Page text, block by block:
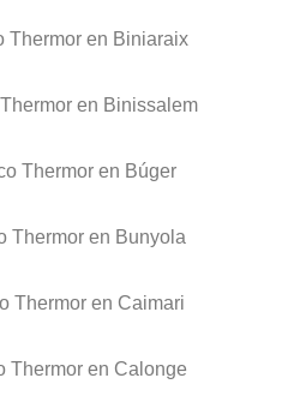
Thermor en Biniaraix
en Binissalem
Thermor en Búger
Thermor en Bunyola
Thermor en Caimari
Thermor en Calonge